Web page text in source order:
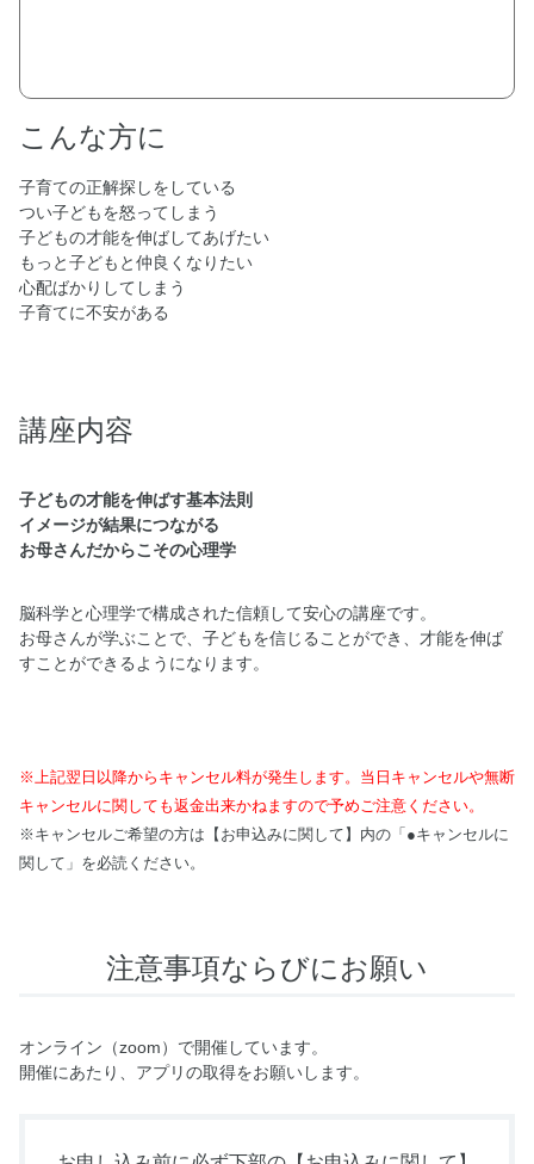
こんな方に
子育ての正解探しをしている
つい子どもを怒ってしまう
子どもの才能を伸ばしてあげたい
もっと子どもと仲良くなりたい
心配ばかりしてしまう
子育てに不安がある
講座内容
子どもの才能を伸ばす基本法則
イメージが結果につながる
お母さんだからこその心理学
脳科学と心理学で構成された信頼して安心の講座です。
お母さんが学ぶことで、子どもを信じることができ、才能を伸ば
すことができるようになります。
※上記翌日以降からキャンセル料が発生します。当日キャンセルや無断
キャンセルに関しても返金出来かねますので予めご注意ください。
※キャンセルご希望の方は【お申込みに関して】内の「●キャンセルに
関して」を必読ください。
注意事項ならびにお願い
オンライン（zoom）で開催しています。
開催にあたり、アプリの取得をお願いします。